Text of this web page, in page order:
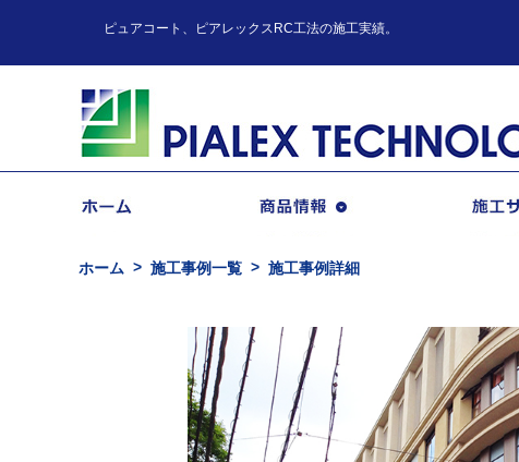
ピュアコート、ピアレックスRC工法の施工実績。
ホーム 施工事例一覧 施工事例詳細